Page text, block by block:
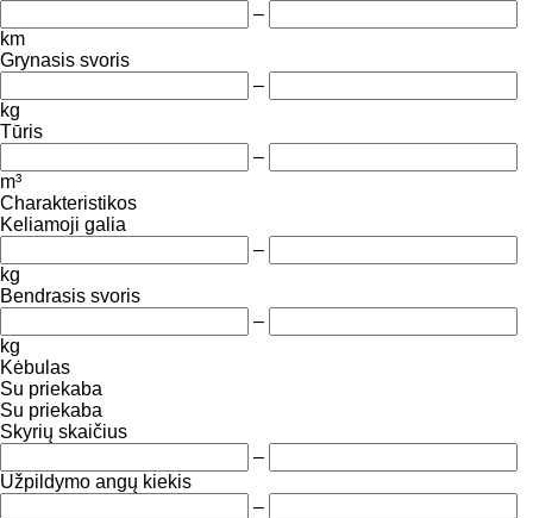
–
km
Grynasis svoris
–
kg
Tūris
–
m³
Charakteristikos
Keliamoji galia
–
kg
Bendrasis svoris
–
kg
Kėbulas
Su priekaba
Su priekaba
Skyrių skaičius
–
Užpildymo angų kiekis
–